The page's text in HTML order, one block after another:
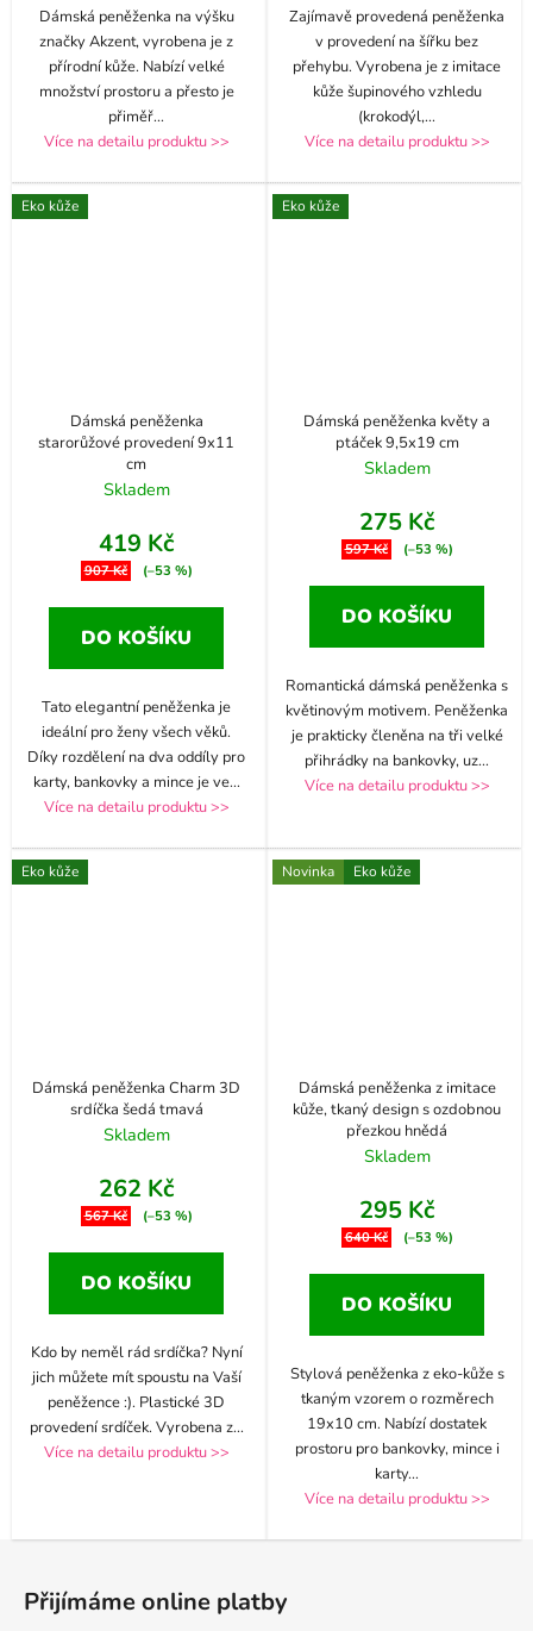
Dámská peněženka na výšku
značky Akzent, vyrobena je z
přírodní kůže. Nabízí velké
množství prostoru a přesto je
přiměř...
Více na detailu produktu >>
Zajímavě provedená peněženka
v provedení na šířku bez
přehybu. Vyrobena je z imitace
kůže šupinového vzhledu
(krokodýl,...
Více na detailu produktu >>
Eko kůže
Dámská peněženka
starorůžové provedení 9x11
cm
Skladem
419 Kč
907 Kč (–53 %)
DO KOŠÍKU
Tato elegantní peněženka je
ideální pro ženy všech věků.
Díky rozdělení na dva oddíly pro
karty, bankovky a mince je ve...
Více na detailu produktu >>
Eko kůže
Dámská peněženka květy a
ptáček 9,5x19 cm
Skladem
275 Kč
597 Kč (–53 %)
DO KOŠÍKU
Romantická dámská peněženka s
květinovým motivem. Peněženka
je prakticky členěna na tři velké
přihrádky na bankovky, uz...
Více na detailu produktu >>
Eko kůže
Dámská peněženka Charm 3D
srdíčka šedá tmavá
Skladem
262 Kč
567 Kč (–53 %)
DO KOŠÍKU
Kdo by neměl rád srdíčka? Nyní
jich můžete mít spoustu na Vaší
peněžence :). Plastické 3D
provedení srdíček. Vyrobena z...
Více na detailu produktu >>
Novinka Eko kůže
Dámská peněženka z imitace
kůže, tkaný design s ozdobnou
přezkou hnědá
Skladem
295 Kč
640 Kč (–53 %)
DO KOŠÍKU
Stylová peněženka z eko-kůže s
tkaným vzorem o rozměrech
19x10 cm. Nabízí dostatek
prostoru pro bankovky, mince i
karty...
Více na detailu produktu >>
Z
Přijímáme online platby